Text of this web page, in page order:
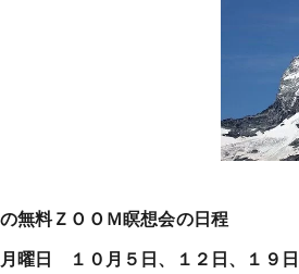
無料ＺＯＯＭ瞑想会の日程
曜日 １０月５日、１２日、１